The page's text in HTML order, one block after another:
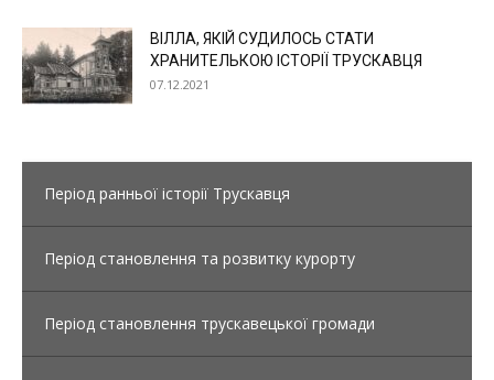
ВІЛЛА, ЯКІЙ СУДИЛОСЬ СТАТИ
ХРАНИТЕЛЬКОЮ ІСТОРІЇ ТРУСКАВЦЯ
07.12.2021
Період ранньої історії Трускавця
Період становлення та розвитку курорту
Період становлення трускавецької громади